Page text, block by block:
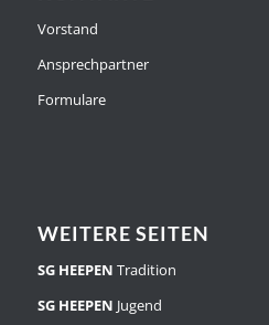
Vorstand
Ansprechpartner
Formulare
WEITERE SEITEN
SG HEEPEN Tradition
SG HEEPEN Jugend